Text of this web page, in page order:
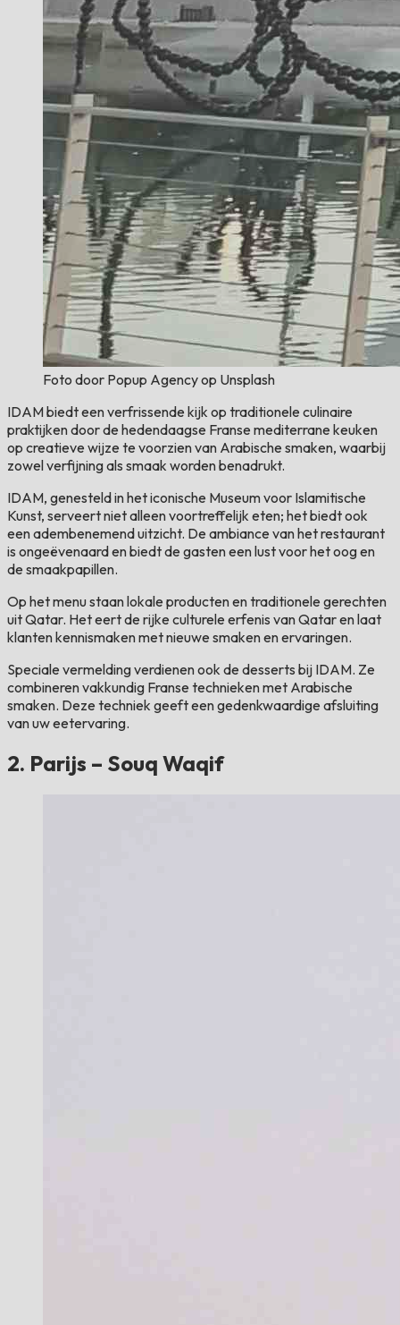
Foto door Popup Agency op Unsplash
IDAM biedt een verfrissende kijk op traditionele culinaire
praktijken door de hedendaagse Franse mediterrane keuken
op creatieve wijze te voorzien van Arabische smaken, waarbij
zowel verfijning als smaak worden benadrukt.
IDAM, genesteld in het iconische Museum voor Islamitische
Kunst, serveert niet alleen voortreffelijk eten; het biedt ook
een adembenemend uitzicht. De ambiance van het restaurant
is ongeëvenaard en biedt de gasten een lust voor het oog en
de smaakpapillen.
Op het menu staan ​​lokale producten en traditionele gerechten
uit Qatar. Het eert de rijke culturele erfenis van Qatar en laat
klanten kennismaken met nieuwe smaken en ervaringen.
Speciale vermelding verdienen ook de desserts bij IDAM. Ze
combineren vakkundig Franse technieken met Arabische
smaken. Deze techniek geeft een gedenkwaardige afsluiting
van uw eetervaring.
2. Parijs – Souq Waqif